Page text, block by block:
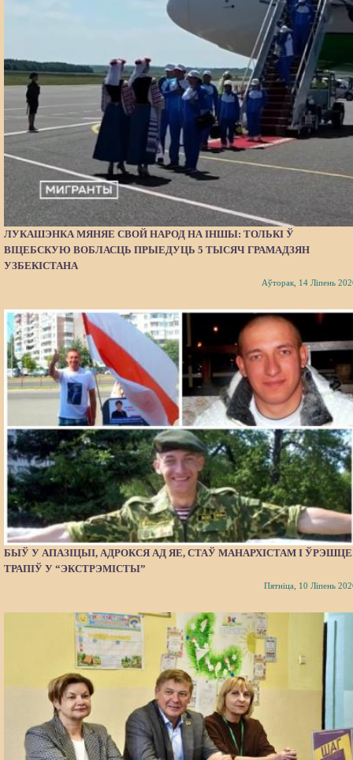
ЛУКАШЭНКА МЯНЯЕ СВОЙ НАРОД НА ІНШЫ: ТОЛЬКІ Ў
ВІЦЕБСКУЮ ВОБЛАСЦЬ ПРЫЕДУЦЬ 5 ТЫСЯЧ ГРАМАДЗЯН
УЗБЕКІСТАНА
Аўторак, 14 Ліпень
БЫЎ У АПАЗІЦЫІ, АДРОКСЯ АД ЯЕ, СТАЎ МАНАРХІСТАМ І ЎРЭШЦЕ
ТРАПІЎ У “ЭКСТРЭМІСТЫ”
Пятніца, 10 Ліпень